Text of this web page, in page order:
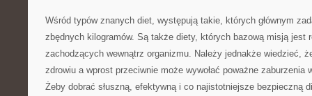
Wśród typów znanych diet, występują takie, których głównym
zbędnych kilogramów. Są także diety, których bazową misją jest
zachodzących wewnątrz organizmu. Należy jednakże wiedzieć,
zdrowiu a wprost przeciwnie może wywołać poważne zaburzenia
Żeby dobrać słuszną, efektywną i co najistotniejsze bezpieczną